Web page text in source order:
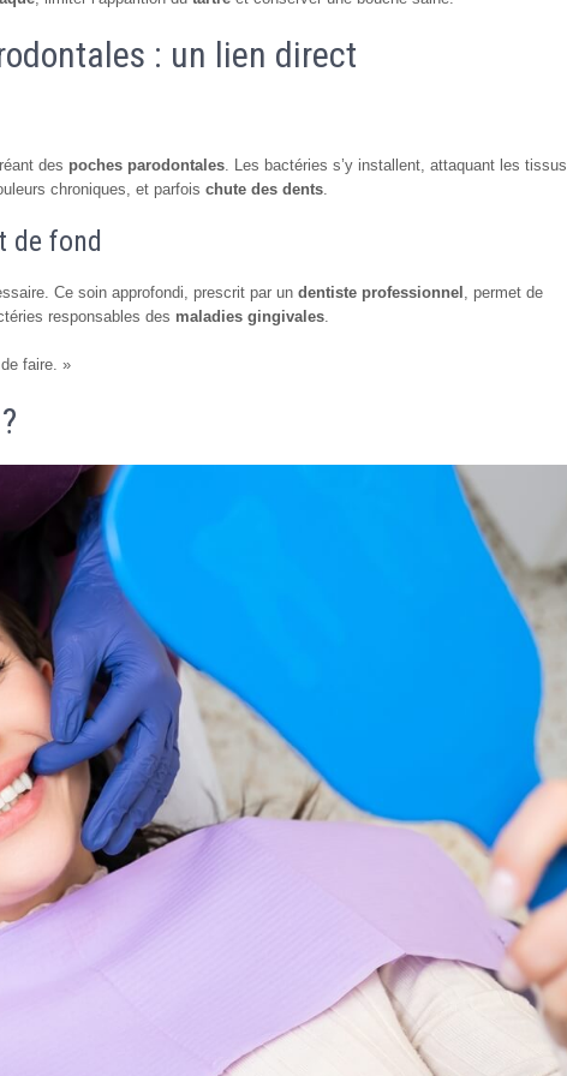
: un lien direct
des poches parodontales . Les bactéries s’y installent, attaquant les tissus
chroniques, et parfois chute des dents
de fond
Ce soin approfondi, prescrit par un dentiste professionnel
, permet de
responsables des maladies gingivales
faire. »